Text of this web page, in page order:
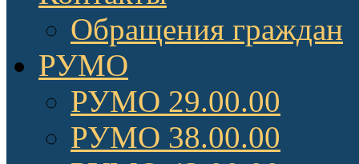
Обращения граждан
РУМО
РУМО 29.00.00
РУМО 38.00.00